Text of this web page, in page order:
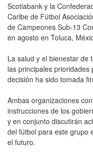
Scotiabank y la
Caribe de Fútbol
de Campeones Sub-13
en agosto en Toluca,
La salud y el bienestar de
las principales
decisión ha sido tomada
Ambas organizaciones
instrucciones de los
y en conjunto discutirán
del fútbol para este grupo
el futuro.